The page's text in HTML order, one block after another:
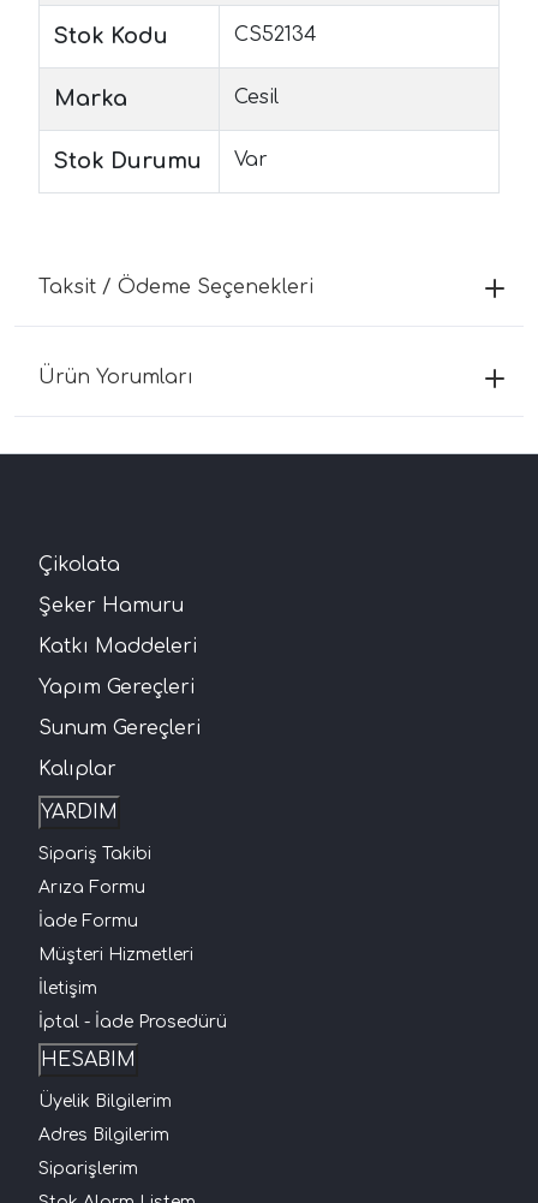
Stok Kodu CS52134
Marka Cesil
Stok Durumu Var
Taksit / Ödeme Seçenekleri
Ürün Yorumları
Çikolata
Şeker Hamuru
Katkı Maddeleri
Yapım Gereçleri
Sunum Gereçleri
Kalıplar
YARDIM
Sipariş Takibi
Arıza Formu
İade Formu
Müşteri Hizmetleri
İletişim
İptal - İade Prosedürü
HESABIM
Üyelik Bilgilerim
Adres Bilgilerim
Siparişlerim